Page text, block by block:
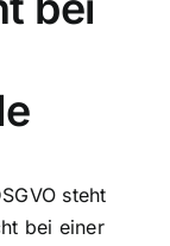
steht
bei einer